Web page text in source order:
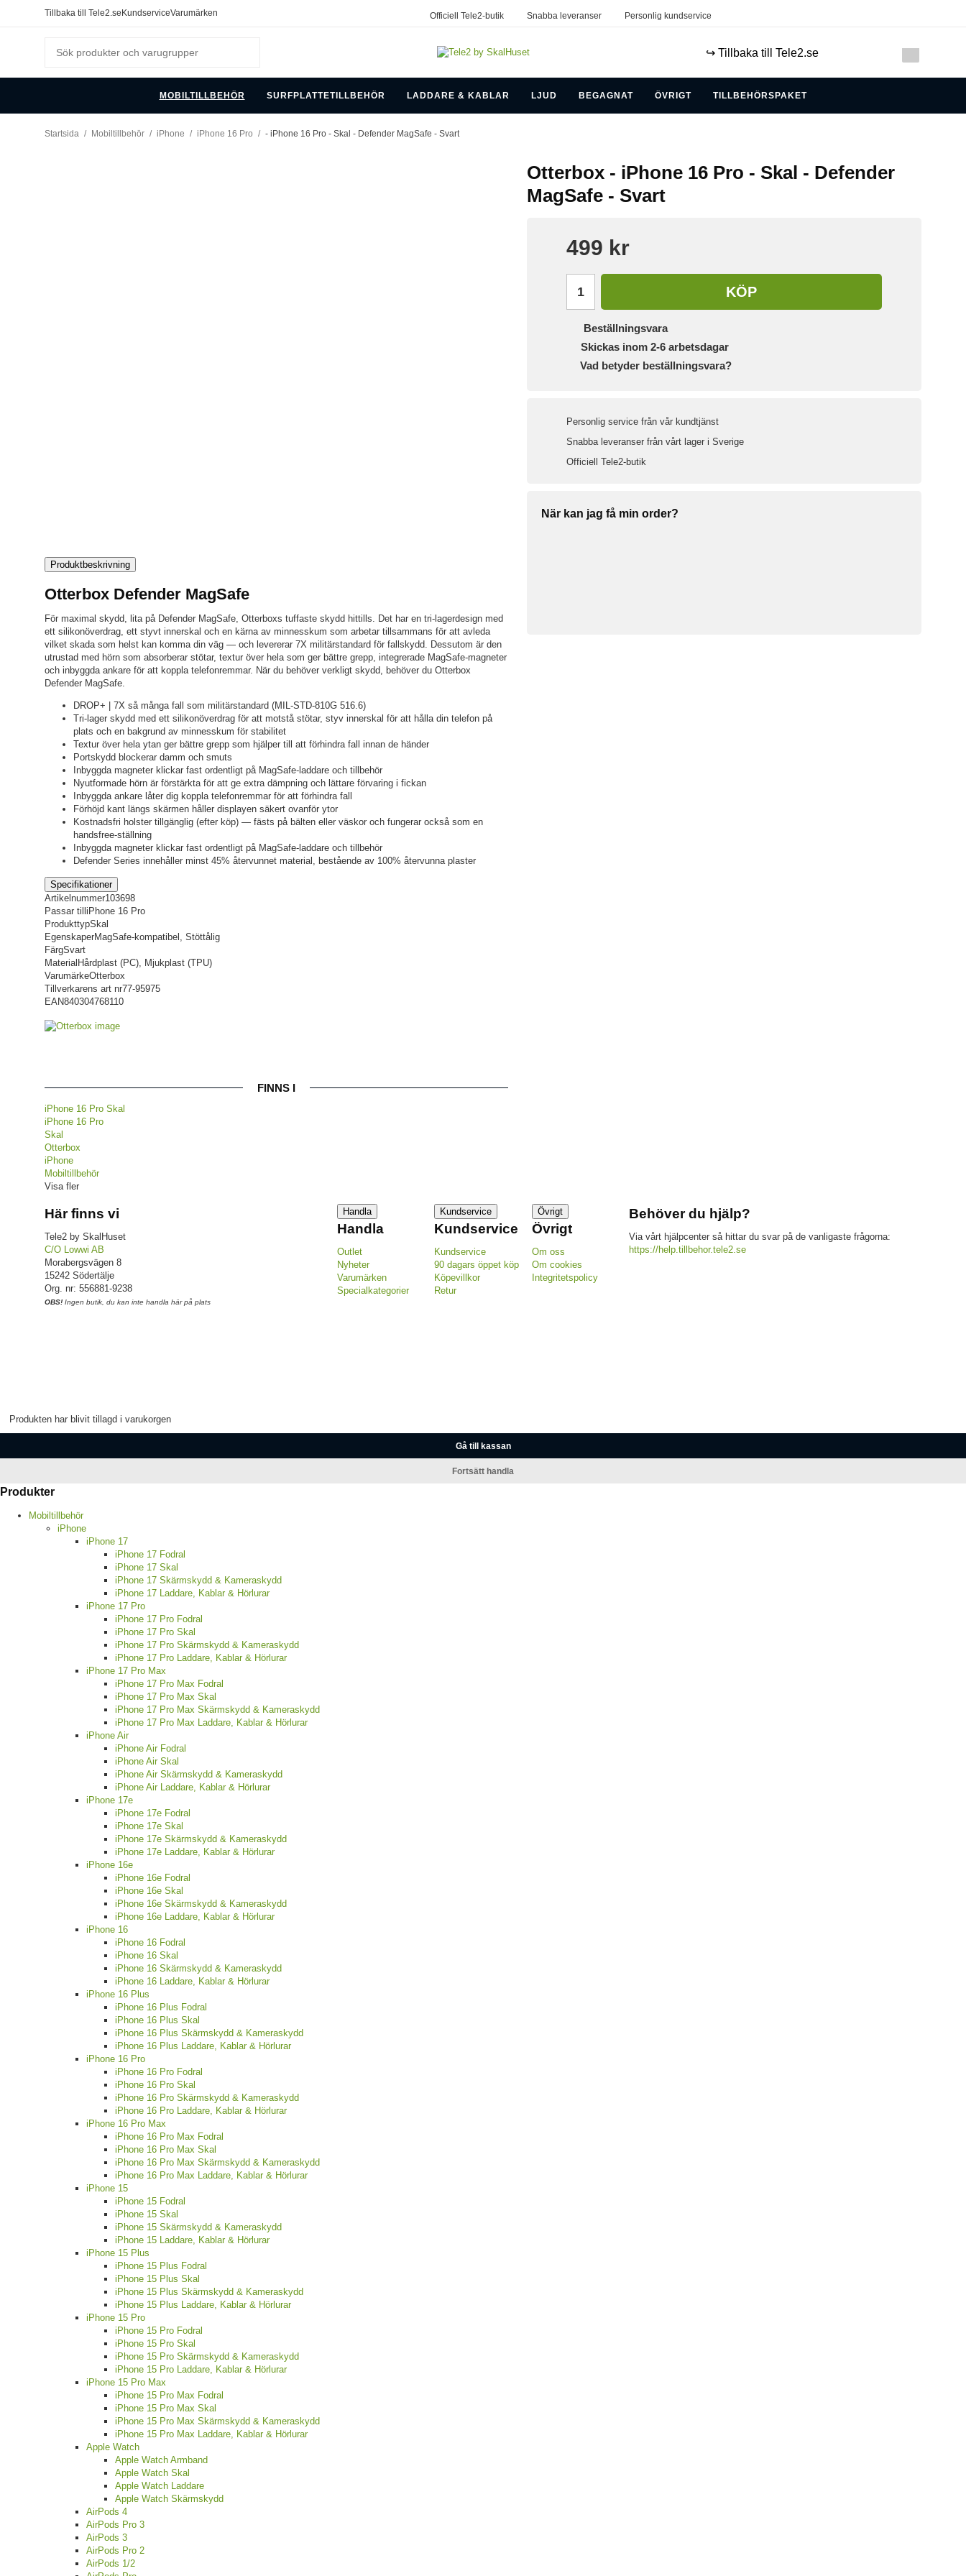
Tillbaka till Tele2.se KundserviceVarumärken Officiell Tele2-butik Snabba leveranser Personlig kundservice
↪️ Tillbaka till Tele2.se
MOBILTILLBEHÖR SURFPLATTETILLBEHÖR LADDARE & KABLAR LJUD BEGAGNAT ÖVRIGT TILLBEHÖRSPAKET
Startsida / Mobiltillbehör / iPhone / iPhone 16 Pro / - iPhone 16 Pro - Skal - Defender MagSafe - Svart
Otterbox - iPhone 16 Pro - Skal - Defender
MagSafe - Svart
499 kr
KÖP
Beställningsvara
Skickas inom 2-6 arbetsdagar
Vad betyder beställningsvara?
Personlig service från vår kundtjänst
Snabba leveranser från vårt lager i Sverige
Officiell Tele2-butik
När kan jag få min order?
Produktbeskrivning
Otterbox Defender MagSafe
För maximal skydd, lita på Defender MagSafe, Otterboxs tuffaste skydd hittills. Det har en tri-lagerdesign med
ett silikonöverdrag, ett styvt innerskal och en kärna av minnesskum som arbetar tillsammans för att avleda
vilket skada som helst kan komma din väg — och levererar 7X militärstandard för fallskydd. Dessutom är den
utrustad med hörn som absorberar stötar, textur över hela som ger bättre grepp, integrerade MagSafe-magneter
och inbyggda ankare för att koppla telefonremmar. När du behöver verkligt skydd, behöver du Otterbox
Defender MagSafe.
DROP+ | 7X så många fall som militärstandard (MIL-STD-810G 516.6)
Tri-lager skydd med ett silikonöverdrag för att motstå stötar, styv innerskal för att hålla din telefon på
plats och en bakgrund av minnesskum för stabilitet
Textur över hela ytan ger bättre grepp som hjälper till att förhindra fall innan de händer
Portskydd blockerar damm och smuts
Inbyggda magneter klickar fast ordentligt på MagSafe-laddare och tillbehör
Nyutformade hörn är förstärkta för att ge extra dämpning och lättare förvaring i fickan
Inbyggda ankare låter dig koppla telefonremmar för att förhindra fall
Förhöjd kant längs skärmen håller displayen säkert ovanför ytor
Kostnadsfri holster tillgänglig (efter köp) — fästs på bälten eller väskor och fungerar också som en
handsfree-ställning
Inbyggda magneter klickar fast ordentligt på MagSafe-laddare och tillbehör
Defender Series innehåller minst 45% återvunnet material, bestående av 100% återvunna plaster
Specifikationer
Artikelnummer103698
Passar till iPhone 16 Pro
ProdukttypSkal
EgenskaperMagSafe-kompatibel, Stöttålig
FärgSvart
Material Hårdplast (PC), Mjukplast (TPU)
VarumärkeOtterbox
Tillverkarens art nr77-95975
EAN840304768110
FINNS I
iPhone 16 Pro Skal
iPhone 16 Pro
Skal
Otterbox
iPhone
Mobiltillbehör
Visa fler
Här finns vi
Tele2 by SkalHuset
C/O Lowwi AB
Morabergsvägen 8
15242 Södertälje
Org. nr: 556881-9238
OBS! Ingen butik, du kan inte handla här på plats
Handla
Handla
Outlet
Nyheter
Varumärken
Specialkategorier
Kundservice
Kundservice
Kundservice
90 dagars öppet köp
Köpevillkor
Retur
Övrigt
Övrigt
Om oss
Om cookies
Integritetspolicy
Behöver du hjälp?
Via vårt hjälpcenter så hittar du svar på de vanligaste frågorna:
https://help.tillbehor.tele2.se
Produkten har blivit tillagd i varukorgen
Gå till kassan
Fortsätt handla
Produkter
Mobiltillbehör
iPhone
iPhone 17
iPhone 17 Fodral
iPhone 17 Skal
iPhone 17 Skärmskydd & Kameraskydd
iPhone 17 Laddare, Kablar & Hörlurar
iPhone 17 Pro
iPhone 17 Pro Fodral
iPhone 17 Pro Skal
iPhone 17 Pro Skärmskydd & Kameraskydd
iPhone 17 Pro Laddare, Kablar & Hörlurar
iPhone 17 Pro Max
iPhone 17 Pro Max Fodral
iPhone 17 Pro Max Skal
iPhone 17 Pro Max Skärmskydd & Kameraskydd
iPhone 17 Pro Max Laddare, Kablar & Hörlurar
iPhone Air
iPhone Air Fodral
iPhone Air Skal
iPhone Air Skärmskydd & Kameraskydd
iPhone Air Laddare, Kablar & Hörlurar
iPhone 17e
iPhone 17e Fodral
iPhone 17e Skal
iPhone 17e Skärmskydd & Kameraskydd
iPhone 17e Laddare, Kablar & Hörlurar
iPhone 16e
iPhone 16e Fodral
iPhone 16e Skal
iPhone 16e Skärmskydd & Kameraskydd
iPhone 16e Laddare, Kablar & Hörlurar
iPhone 16
iPhone 16 Fodral
iPhone 16 Skal
iPhone 16 Skärmskydd & Kameraskydd
iPhone 16 Laddare, Kablar & Hörlurar
iPhone 16 Plus
iPhone 16 Plus Fodral
iPhone 16 Plus Skal
iPhone 16 Plus Skärmskydd & Kameraskydd
iPhone 16 Plus Laddare, Kablar & Hörlurar
iPhone 16 Pro
iPhone 16 Pro Fodral
iPhone 16 Pro Skal
iPhone 16 Pro Skärmskydd & Kameraskydd
iPhone 16 Pro Laddare, Kablar & Hörlurar
iPhone 16 Pro Max
iPhone 16 Pro Max Fodral
iPhone 16 Pro Max Skal
iPhone 16 Pro Max Skärmskydd & Kameraskydd
iPhone 16 Pro Max Laddare, Kablar & Hörlurar
iPhone 15
iPhone 15 Fodral
iPhone 15 Skal
iPhone 15 Skärmskydd & Kameraskydd
iPhone 15 Laddare, Kablar & Hörlurar
iPhone 15 Plus
iPhone 15 Plus Fodral
iPhone 15 Plus Skal
iPhone 15 Plus Skärmskydd & Kameraskydd
iPhone 15 Plus Laddare, Kablar & Hörlurar
iPhone 15 Pro
iPhone 15 Pro Fodral
iPhone 15 Pro Skal
iPhone 15 Pro Skärmskydd & Kameraskydd
iPhone 15 Pro Laddare, Kablar & Hörlurar
iPhone 15 Pro Max
iPhone 15 Pro Max Fodral
iPhone 15 Pro Max Skal
iPhone 15 Pro Max Skärmskydd & Kameraskydd
iPhone 15 Pro Max Laddare, Kablar & Hörlurar
Apple Watch
Apple Watch Armband
Apple Watch Skal
Apple Watch Laddare
Apple Watch Skärmskydd
AirPods 4
AirPods Pro 3
AirPods 3
AirPods Pro 2
AirPods 1/2